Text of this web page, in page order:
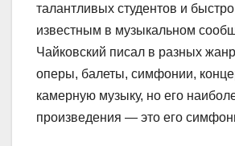
талантливых студентов и
известным в музыкальном
Чайковский писал в разных
оперы, балеты, симфонии,
камерную музыку, но его
произведения — это его